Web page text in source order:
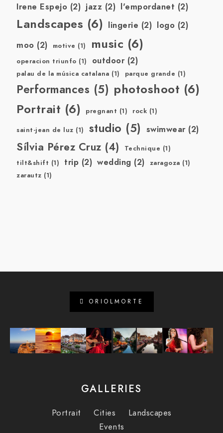
Irene Espejo (2) jazz (2) l'empordanet (2)
Landscapes (6) lingerie (2) logo (2)
moo (2) motive (1) music (6)
operacion triunfo (1) outdoor(2)
palau de la música catalana (1) parque grande (1)
Performances (5) photoshoot (6)
Portrait (6) pregnant (1) rock (1)
saint-jean de luz (1) studio (5) swimwear(2)
Sílvia Pérez Cruz (4) Technique (1)
tilt&shift (1) trip (2) wedding (2) zaragoza (1)
zarautz (1)
ORIOLMORTE
GALLERIES
Portrait Cities
Landscapes
Events